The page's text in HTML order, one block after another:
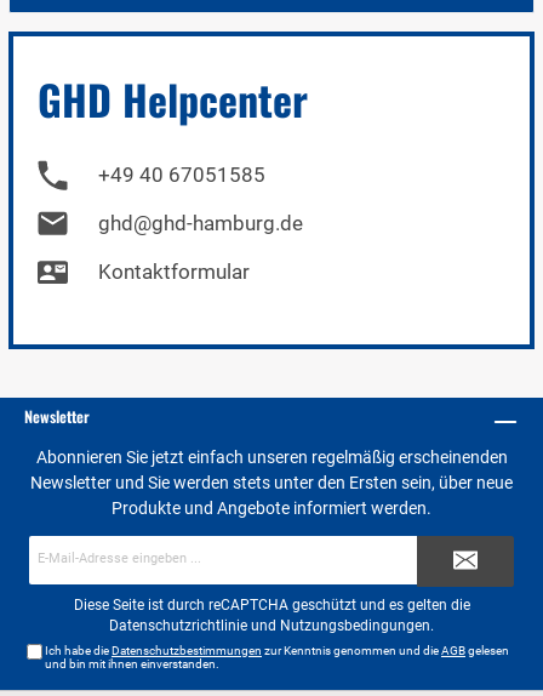
GHD Helpcenter
+49 40 67051585
ghd@ghd-hamburg.de
Kontaktformular
Newsletter
Abonnieren Sie jetzt einfach unseren regelmäßig erscheinenden
Newsletter und Sie werden stets unter den Ersten sein, über neue
Produkte und Angebote informiert werden.
Diese Seite ist durch reCAPTCHA geschützt und es gelten die
Datenschutzrichtlinie und Nutzungsbedingungen.
Ich habe dieDatenschutzbestimmungen zur Kenntnis genommen und dieAGBgelesen
und bin mit ihnen einverstanden.